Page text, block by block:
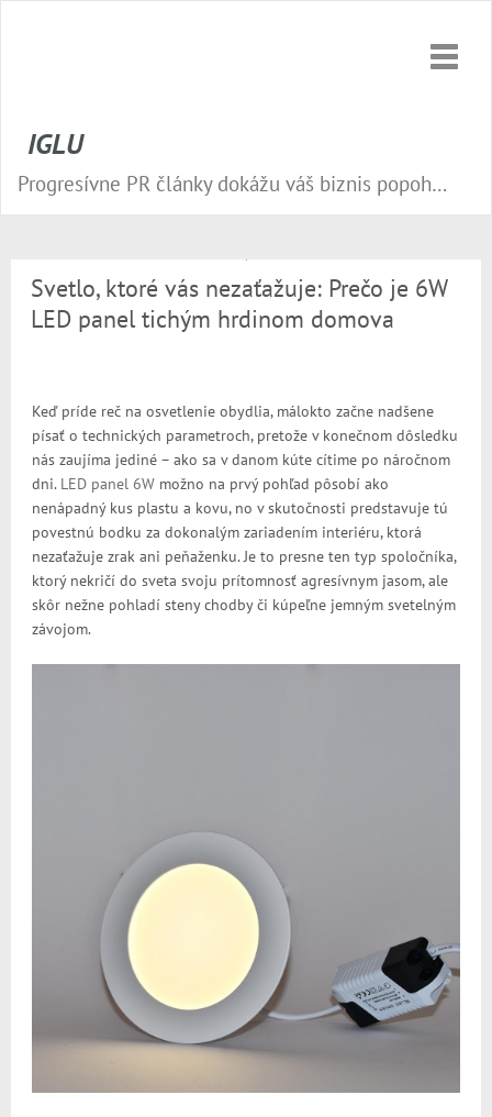
Toggle
IGLU
Progresívne PR články dokážu váš biznis popohnať vesmírnou rýchlosťou vpred. Nepremeškajte tú správnu príležitosť a publikujte na našom webe.
Svetlo, ktoré vás nezaťažuje: Prečo je 6W
LED panel tichým hrdinom domova
Keď príde reč na osvetlenie obydlia, málokto začne nadšene
písať o technických parametroch, pretože v konečnom dôsledku
nás zaujíma jediné – ako sa v danom kúte cítime po náročnom
dni. LED panel 6W možno na prvý pohľad pôsobí ako
nenápadný kus plastu a kovu, no v skutočnosti predstavuje tú
povestnú bodku za dokonalým zariadením interiéru, ktorá
nezaťažuje zrak ani peňaženku. Je to presne ten typ spoločníka,
ktorý nekričí do sveta svoju prítomnosť agresívnym jasom, ale
skôr nežne pohladí steny chodby či kúpeľne jemným svetelným
závojom.